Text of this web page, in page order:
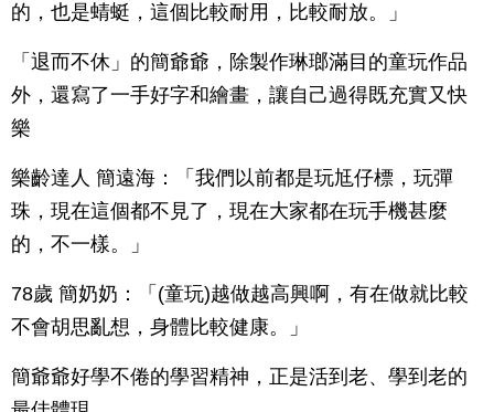
的，也是蜻蜓，這個比較耐用，比較耐放。」
「退而不休」的簡爺爺，除製作琳瑯滿目的童玩作品
外，還寫了一手好字和繪畫，讓自己過得既充實又快
樂
樂齡達人 簡遠海：「我們以前都是玩尪仔標，玩彈
珠，現在這個都不見了，現在大家都在玩手機甚麼
的，不一樣。」
78歲 簡奶奶：「(童玩)越做越高興啊，有在做就比較
不會胡思亂想，身體比較健康。」
簡爺爺好學不倦的學習精神，正是活到老、學到老的